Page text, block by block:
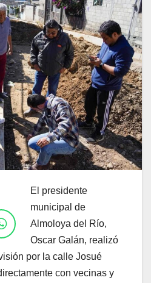
El presidente
municipal de
Almoloya del Río,
Oscar Galán, realizó
por la calle Josué
con vecinas y